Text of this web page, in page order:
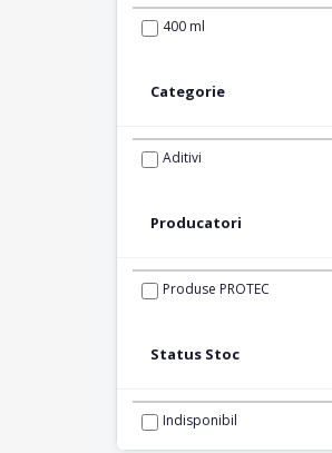
400 ml
Categorie
Aditivi
Producatori
Produse PROTEC
Status Stoc
Indisponibil